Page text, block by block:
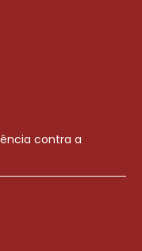
contra a